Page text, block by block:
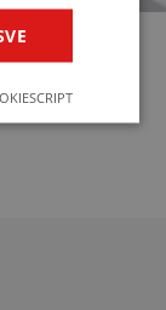
par klikova!